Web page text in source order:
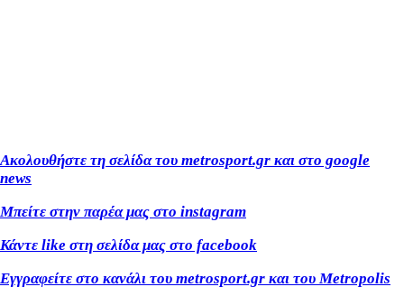
Ακολουθήστε τη σελίδα του metrosport.gr και στο google
news
Μπείτε στην παρέα μας στο instagram
Κάντε like στη σελίδα μας στο facebook
Εγγραφείτε στο κανάλι του metrosport.gr και του Metropolis